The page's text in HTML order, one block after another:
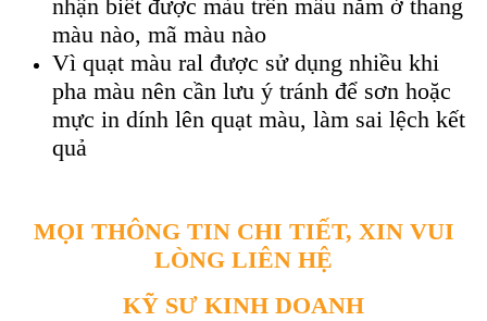
nhận biết được màu trên mẫu nằm ở thang
màu nào, mã màu nào
Vì quạt màu ral được sử dụng nhiều khi
pha màu nên cần lưu ý tránh để sơn hoặc
mực in dính lên quạt màu, làm sai lệch kết
quả
MỌI THÔNG TIN CHI TIẾT, XIN VUI
LÒNG LIÊN HỆ
KỸ SƯ KINH DOANH